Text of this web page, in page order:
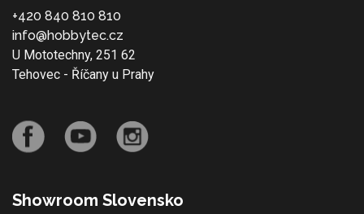
+420 840 810 810
info@hobbytec.cz
U Mototechny, 251 62
Tehovec - Říčany u Prahy
Showroom Slovensko